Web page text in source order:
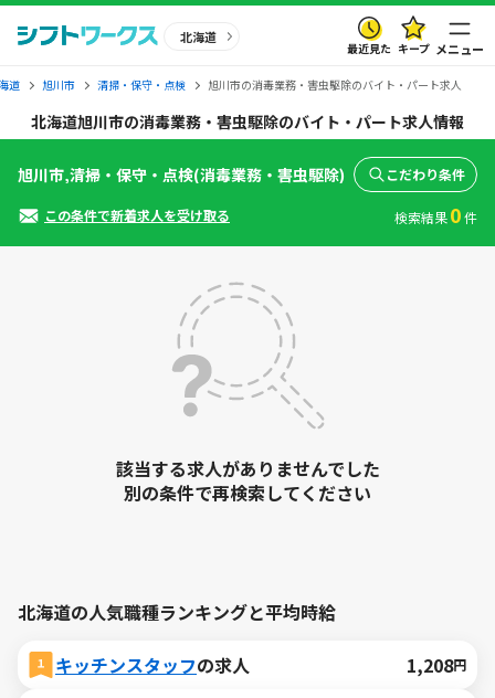
北海道
最近見た キープ メニュー
道 旭川市 清掃・保守・点検 旭川市の消毒業務・害虫駆除のバイト・パート求人
北海道旭川市の消毒業務・害虫駆除のバイト・パート求人情報
該当する求人がありませんでした
別の条件で再検索してください
旭川市,清掃・保守・点検(消毒業務・害虫駆除) こだわり条件
この条件で新着求人を受け取る 検索結果0件
北海道の人気職種ランキングと平均時給
キッチンスタッフの求人 1,208円